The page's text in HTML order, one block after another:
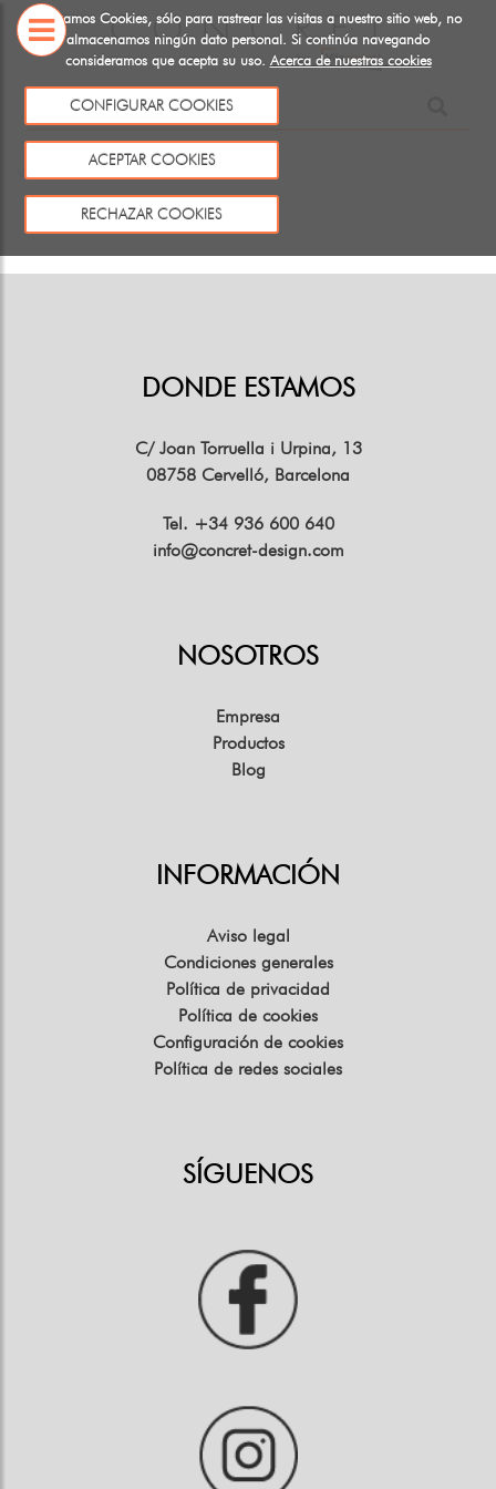
Utilizamos Cookies, sólo para rastrear las visitas a nuestro sitio web, no
almacenamos ningún dato personal. Si continúa navegando
consideramos que acepta su uso. Acerca de nuestras cookies
CONFIGURAR COOKIES
ACEPTAR COOKIES
RECHAZAR COOKIES
SOBRE
Este producto no existe o no está a la venta
Volver
DONDE ESTAMOS
C/ Joan Torruella i Urpina, 13
08758 Cervelló, Barcelona
Tel. +34 936 600 640
info@concret-design.com
NOSOTROS
Empresa
Productos
Blog
INFORMACIÓN
Aviso legal
Condiciones generales
Política de privacidad
Política de cookies
Configuración de cookies
Política de redes sociales
SÍGUENOS